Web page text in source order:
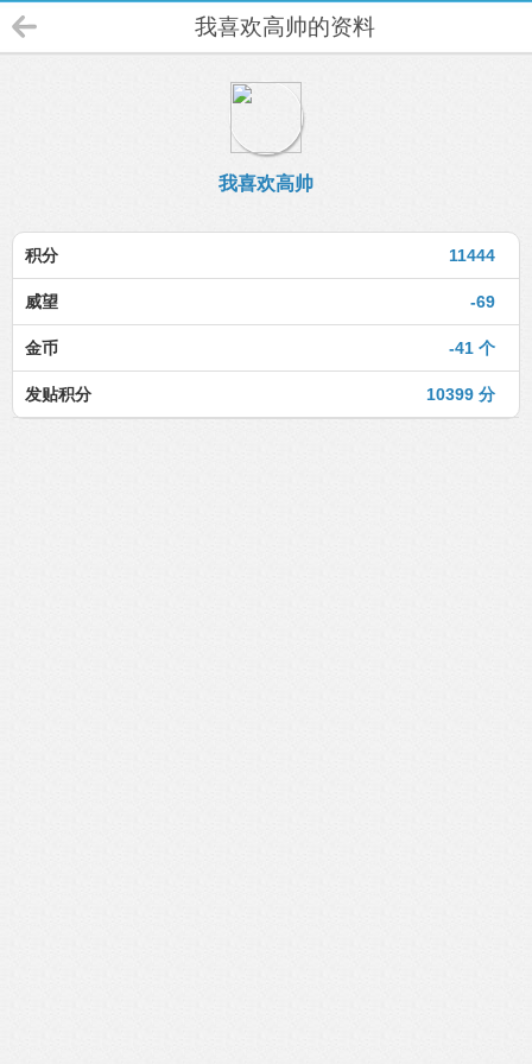
我喜欢高帅的资料
我喜欢高帅
11444
积分
-69
威望
-41 个
金币
10399 分
发贴积分